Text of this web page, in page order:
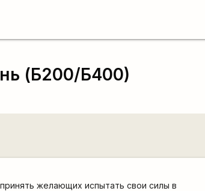
(Б200/Б400)
желающих испытать свои силы в